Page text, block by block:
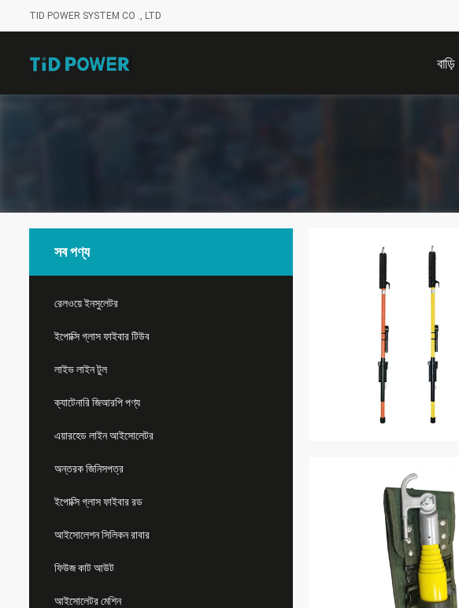
TID POWER SYSTEM CO ., LTD
বাড়ি
সব পণ্য
রেলওয়ে ইনসুলেটর
ইপোক্সি গ্লাস ফাইবার টিউব
লাইভ লাইন টুল
ক্যাটেনারি জিআরপি পণ্য
এয়ারহেড লাইন আইসোলেটর
অন্তরক জিনিসপত্র
ইপোক্সি গ্লাস ফাইবার রড
আইসোলেশন সিলিকন রাবার
ফিউজ কাট আউট
আইসোলেটর মেশিন